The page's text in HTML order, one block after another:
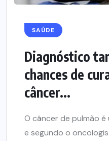
SAÚDE
Diagnóstico
chances de
câncer...
O câncer de pulmão é
e segundo o